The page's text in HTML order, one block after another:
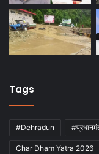
Tags
#Dehradun
Char Dham Yatra 2026